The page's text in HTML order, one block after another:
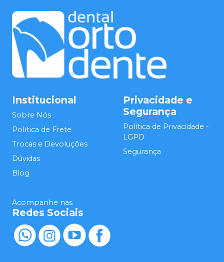
Institucional
Sobre Nós
Política de Frete
Trocas e Devoluções
Dúvidas
Blog
Privacidade e
Segurança
Política de Privacidade -
LGPD
Segurança
Acompanhe nas
Redes Sociais